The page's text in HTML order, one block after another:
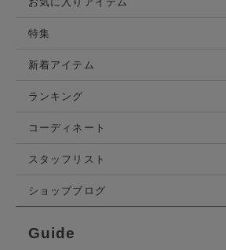
特集
新着アイテム
ランキング
コーディネート
スタッフリスト
ショップブログ
Guide